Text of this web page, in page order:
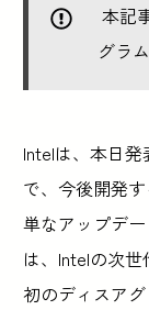
本記
グラ
Intelは、本日
で、今後開発
単なアップデ
は、Intelの次
初のディスア